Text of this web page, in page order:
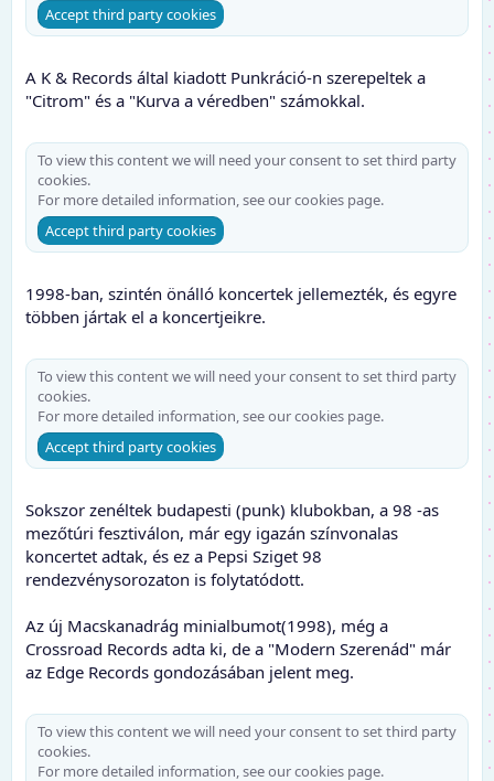
Accept third party cookies
A K & Records által kiadott Punkráció-n szerepeltek a
"Citrom" és a "Kurva a véredben" számokkal.
To view this content we will need your consent to set third party
cookies.
For more detailed information, see ourcookies page.
Accept third party cookies
1998-ban, szintén önálló koncertek jellemezték, és egyre
többen jártak el a koncertjeikre.
To view this content we will need your consent to set third party
cookies.
For more detailed information, see ourcookies page.
Accept third party cookies
Sokszor zenéltek budapesti (punk) klubokban, a 98 -as
mezőtúri fesztiválon, már egy igazán színvonalas
koncertet adtak, és ez a Pepsi Sziget 98
rendezvénysorozaton is folytatódott.
Az új Macskanadrág minialbumot(1998), még a
Crossroad Records adta ki, de a "Modern Szerenád" már
az Edge Records gondozásában jelent meg.
To view this content we will need your consent to set third party
cookies.
For more detailed information, see ourcookies page.